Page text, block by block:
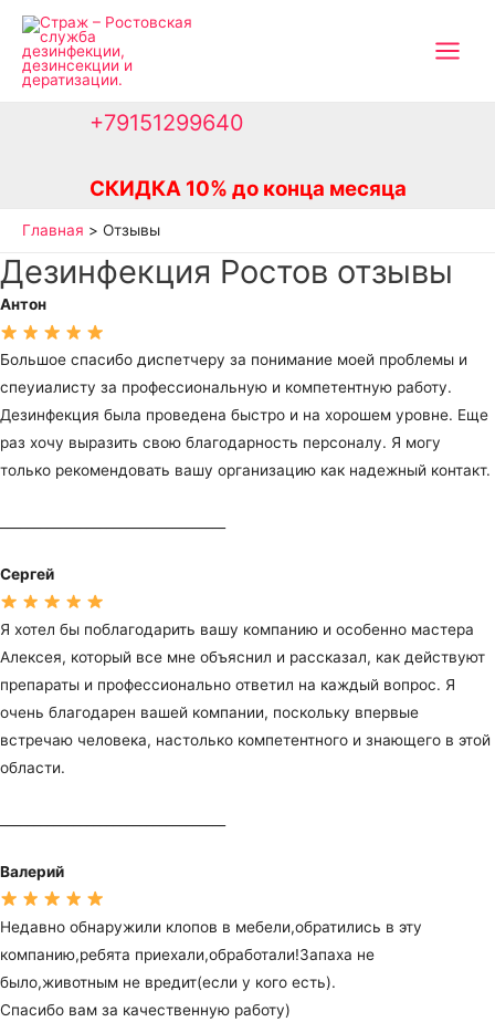
Перейти
содержимому
+79151299640
СКИДКА 10% до конца месяца
Главная Отзывы
Дезинфекция Ростов отзывы
Антон
Большое спасибо диспетчеру за понимание моей проблемы и
спеуиалисту за профессиональную и компетентную работу.
Дезинфекция была проведена быстро и на хорошем уровне. Еще
раз хочу выразить свою благодарность персоналу. Я могу
только рекомендовать вашу организацию как надежный контакт.
Сергей
Я хотел бы поблагодарить вашу компанию и особенно мастера
Алексея, который все мне объяснил и рассказал, как действуют
препараты и профессионально ответил на каждый вопрос. Я
очень благодарен вашей компании, поскольку впервые
встречаю человека, настолько компетентного и знающего в этой
области.
Валерий
Недавно обнаружили клопов в мебели,обратились в эту
компанию,ребята приехали,обработали!Запаха не
было,животным не вредит(если у кого есть).
Спасибо вам за качественную работу)